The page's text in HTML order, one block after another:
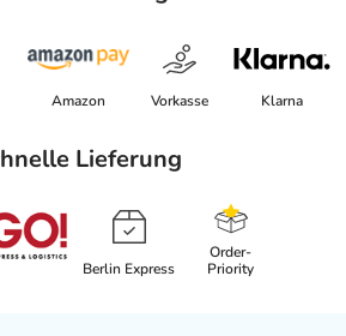
Amazon Vorkasse Klarna
Lieferung
Berlin Express
Order-
Priority